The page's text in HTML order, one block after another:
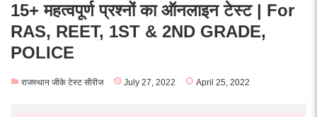
15+ महत्वपूर्ण प्रश्नों का ऑनलाइन टेस्ट | For
RAS, REET, 1ST & 2ND GRADE,
POLICE
राजस्थान जीके टेस्ट सीरीज July 27, 2022 April 25, 2022